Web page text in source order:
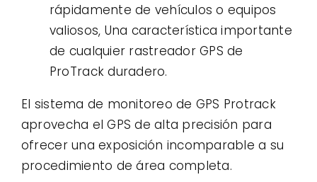
rápidamente de vehículos o equipos
valiosos, Una característica importante
de cualquier rastreador GPS de
ProTrack duradero.
El sistema de monitoreo de GPS Protrack
aprovecha el GPS de alta precisión para
ofrecer una exposición incomparable a su
procedimiento de área completa.